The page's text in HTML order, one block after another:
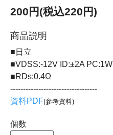
200円(税込220円)
商品説明
■日立
■VDSS:-12V ID:±2A PC:1W
■RDs:0.4Ω
----------------------------------
資料PDF(参考資料)
個数